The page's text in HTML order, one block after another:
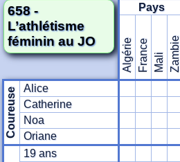
658 -
L’athlétisme
féminin au JO
Pays
Algérie France Mali Zambie
Coureuse
Alice
Catherine
Noa
Oriane
19 ans